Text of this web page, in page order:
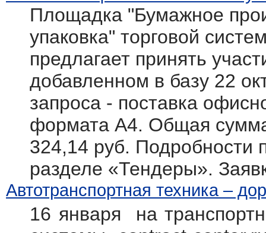
Площадка "Бумажное
упаковка" торговой
предлагает принять
добавленном в базу 22
запроса - поставка
формата А4. Общая
324,14 руб. Подробности
разделе «Тендеры».
Автотранспортная техника –
16 января на